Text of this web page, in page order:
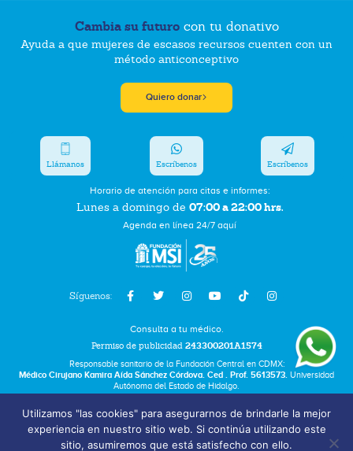
Cambia su futurocon tu donativo
Ayuda a que mujeres de escasos recursos cuenten con un
método anticonceptivo
Quiero donar
Síguenos:
Horario de atención para citas e informes:
Lunes a domingo de 07:00 a 22:00 hrs.
Agenda en línea 24/7 aquí
Llámanos Escríbenos Escríbenos
Consulta a tu médico.
Permiso de publicidad 243300201A1574
Responsable sanitario de la Fundación Central en CDMX:
Médico Cirujano Kamira Aída Sánchez Córdova. Ced . Prof. 5613573. Universidad
Autónoma del Estado de Hidalgo.
Términos y Condiciones
Bolsa de Trabajo
Utilizamos "las cookies" para asegurarnos de brindarle la mejor
experiencia en nuestro sitio web. Si continúa utilizando este
sitio, asumiremos que está satisfecho con ello.